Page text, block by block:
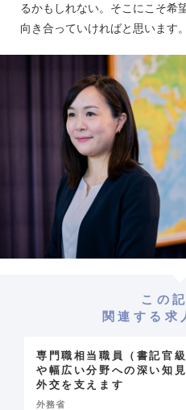
るかもしれない。そこにこそ希
向き合っていければと思います。
この
関連する求
専門職相当職員（書記官
や幅広い分野への深い知
外交を支えます
外務省